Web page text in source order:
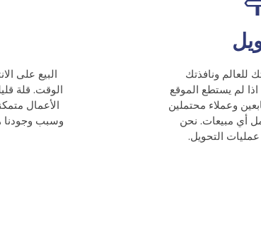
للعالم ونافذتك
اذا لم يستطع الموقع
وعملاء محتملين
أي مبيعات. نحن
التحويل.
البيع على
الوقت. قلة
الأعمال
وسبب وجودنا